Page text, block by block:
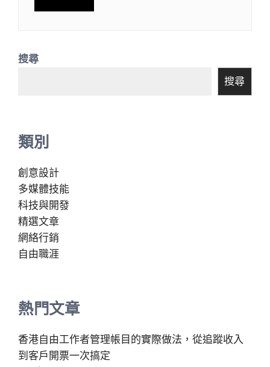
搜尋
搜尋
類別
創意設計
多媒體技能
科技與開發
精選文章
網絡行銷
自由職涯
熱門文章
香港自由工作者管理帳目的實際做法，從追蹤收入
到客戶開票一次搞定